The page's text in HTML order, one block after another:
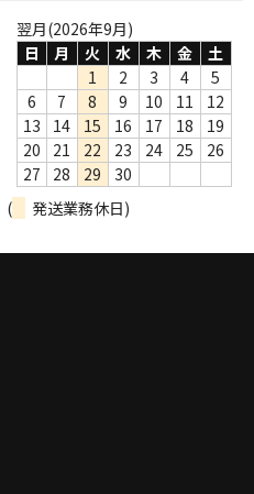
翌月(2026年9月)
日
月 火 水 木 金
土
1
2 3 4
5
6
7 8 9 10 11
12
13
14 15 16 17 18
19
20
21 22 23 24 25
26
27
28 29
30
(
発送業務休日)